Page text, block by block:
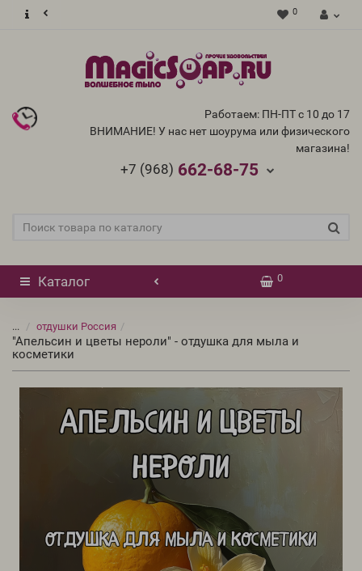
0
Работаем: ПН-ПТ с 10 до 17
ВНИМАНИЕ! У нас нет шоурума или физического
магазина!
+7 (968) 662-68-75
Каталог 0
... отдушки Россия
"Апельсин и цветы нероли" - отдушка для мыла и
косметики